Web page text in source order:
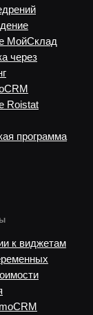
МойСклад
через
Roistat
программа
к виджетам